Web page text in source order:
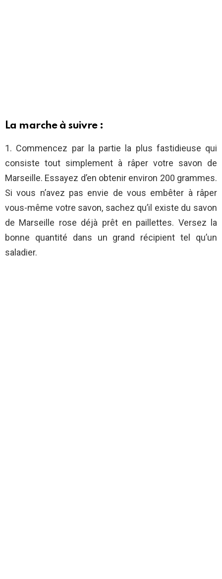
La marche à suivre :
1. Commencez par la partie la plus fastidieuse qui
consiste tout simplement à râper votre savon de
Marseille. Essayez d’en obtenir environ 200 grammes.
Si vous n’avez pas envie de vous embêter à râper
vous-même votre savon, sachez qu’il existe du savon
de Marseille rose déjà prêt en paillettes. Versez la
bonne quantité dans un grand récipient tel qu’un
saladier.